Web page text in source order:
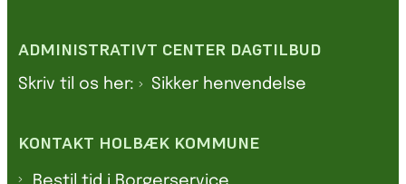
ADMINISTRATIVT CENTER DAGTILBUD
Skriv til os her: Sikker henvendelse
KONTAKT HOLBÆK KOMMUNE